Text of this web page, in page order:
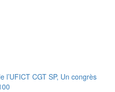
l’UFICT CGT SP, Un congrès